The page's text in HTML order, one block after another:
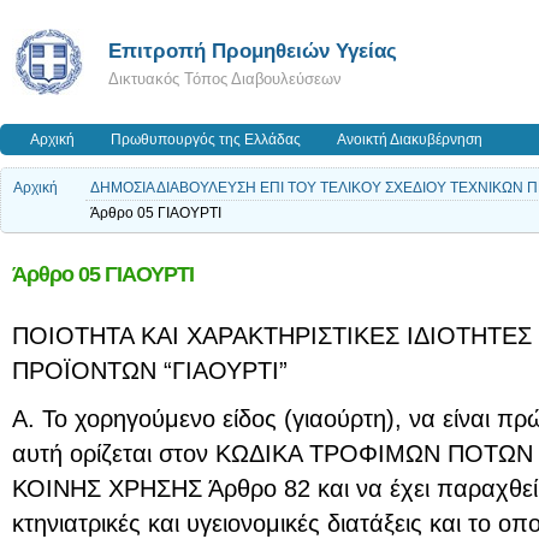
Επιτροπή Προμηθειών Υγείας
Δικτυακός Τόπος Διαβουλεύσεων
Αρχική Πρωθυπουργός της Ελλάδας Ανοικτή Διακυβέρνηση
Αρχική
ΔΗΜΟΣΙΑ ΔΙΑΒΟΥΛΕΥΣΗ ΕΠΙ ΤΟΥ ΤΕΛΙΚΟΥ ΣΧΕΔΙΟΥ
Άρθρο 05 ΓΙΑΟΥΡΤΙ
Άρθρο 05 ΓΙΑΟΥΡΤΙ
ΠΟΙΟΤΗΤΑ ΚΑΙ ΧΑΡΑΚΤΗΡΙΣΤΙΚΕΣ ΙΔΙΟΤΗΤΕΣ
ΠΡΟΪΟΝΤΩΝ “ΓΙΑΟΥΡΤΙ”
Α. Το χορηγούμενο είδος (γιαούρτη), να είναι
αυτή ορίζεται στον ΚΩΔΙΚΑ ΤΡΟΦΙΜΩΝ
ΚΟΙΝΗΣ ΧΡΗΣΗΣ Άρθρο 82 και να έχει
κτηνιατρικές και υγειονομικές διατάξεις και το